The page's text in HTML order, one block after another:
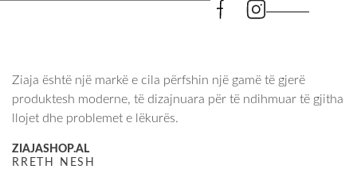
Ziaja është një markë e cila përfshin një gamë të gjerë
produktesh moderne, të dizajnuara për të ndihmuar të gjitha
llojet dhe problemet e lëkurës.
ZIAJASHOP.AL
RRETH NESH